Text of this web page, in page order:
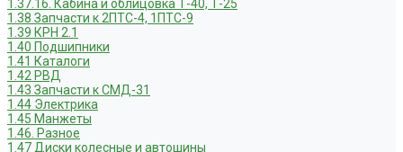
1.37.16. Кабина и облицовка Т-40, Т-25
1.38 Запчасти к 2ПТС-4, 1ПТС-9
1.39 КРН 2.1
1.40 Подшипники
1.41 Каталоги
1.42 РВД
1.43 Запчасти к СМД-31
1.44 Электрика
1.45 Манжеты
1.46. Разное
1.47 Диски колесные и автошины